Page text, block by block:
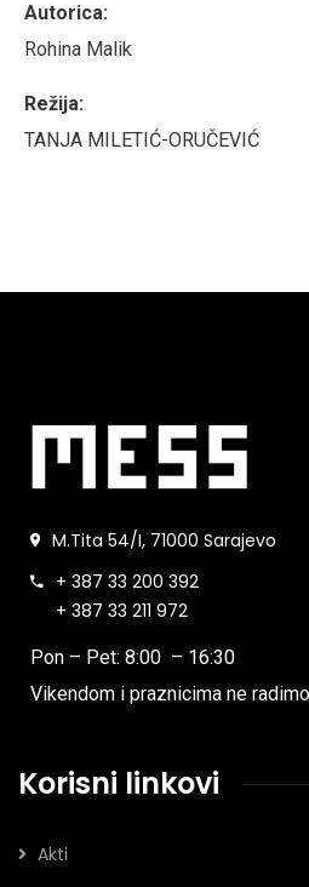
Autorica:
Rohina Malik
Režija:
TANJA MILETIĆ-ORUČEVIĆ
M.Tita 54/I, 71000 Sarajevo
+ 387 33 200 392
+ 387 33 211 972
Pon – Pet: 8:00 – 16:30
Vikendom i praznicima ne radimo
Korisni linkovi
Akti